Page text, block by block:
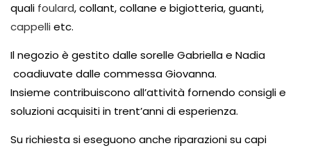
quali foulard, collant, collane e bigiotteria, guanti,
cappelli etc.
Il negozio è gestito dalle sorelle Gabriella e Nadia
coadiuvate dalle commessa Giovanna.
Insieme contribuiscono all’attività fornendo consigli e
soluzioni acquisiti in trent’anni di esperienza.
Su richiesta si eseguono anche riparazioni su capi